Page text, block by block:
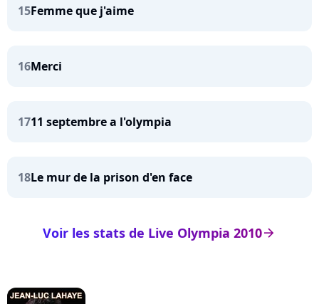
15Femme que j'aime
16Merci
1711 septembre a l'olympia
18Le mur de la prison d'en face
arrow_right
Voir les stats de Live Olympia 2010